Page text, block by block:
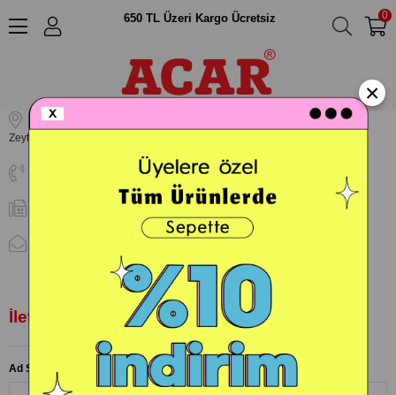
0
650 TL Üzeri Kargo Ücretsiz
İletişim
Acr Perakende Mağazacılık A.Ş.
Maltepe Mah. Aile Bahçesi Litros Yolu Sk. No:10 İç Kapı No:1
Zeytinburnu / İSTANBUL
08504417227
İletişim Formu
Ad Soyad
×